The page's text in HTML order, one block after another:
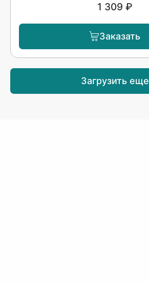
1 309 ₽
Заказать
Загрузить еще